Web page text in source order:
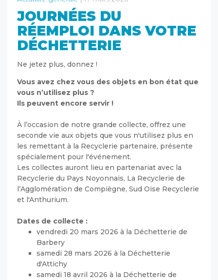
JOURNÉES DU
RÉEMPLOI DANS VOTRE
DÉCHETTERIE
Ne jetez plus, donnez !
Vous avez chez vous des objets en bon état que
vous n’utilisez plus ?
Ils peuvent encore servir !
À l’occasion de notre grande collecte, offrez une
seconde vie aux objets que vous n'utilisez plus en
les remettant à la Recyclerie partenaire, présente
spécialement pour l'événement.
Les collectes auront lieu en partenariat avec la
Recyclerie du Pays Noyonnais, La Recyclerie de
l’Agglomération de Compiègne, Sud Oise Recyclerie
et l'Anthurium.
Dates de collecte :
vendredi 20 mars 2026 à la Déchetterie de
Barbery
samedi 28 mars 2026 à la Déchetterie
d'Attichy
samedi 18 avril 2026 à la Déchetterie de